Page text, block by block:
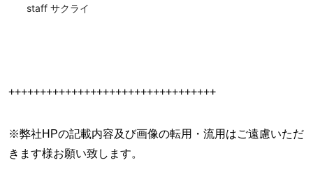
staff サクライ
+++++++++++++++++++++++++++++++++
※弊社HPの記載内容及び画像の転用・流用はご遠慮いただ
きます様お願い致します。